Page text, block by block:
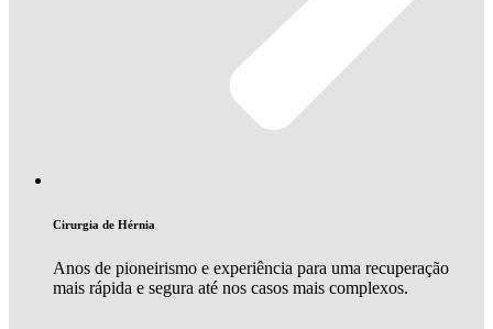
Cirurgia de Hérnia
Anos de pioneirismo e experiência para uma recuperação
mais rápida e segura até nos casos mais complexos.